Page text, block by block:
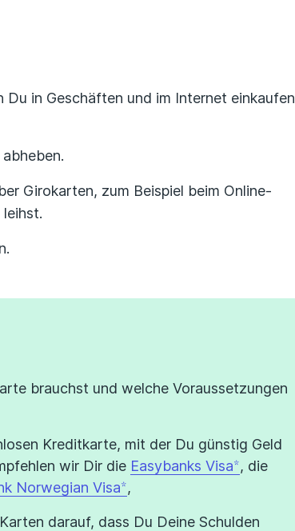
Academy
in Geschäften und im Internet einkaufen
Girokarten, zum Beispiel beim Online-
brauchst und welche Voraussetzungen
Kreditkarte, mit der Du günstig Geld
wir Dir die Easybanks Visa , die
Norwegian Visa ,
darauf, dass Du Deine Schulden